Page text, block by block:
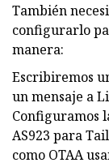
También
configurarlo
manera:
Escribiremos
un mensaje a
Configuramos
AS923 para
como OTAA